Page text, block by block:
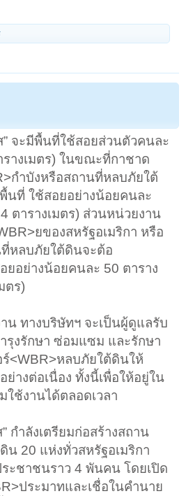
” จะมีพื้นที่ใช้สอยส่วนตัวคนละ
างเมตร) ในขณะที่กาชาด
กำบังหรือสถานที่หลบภัยใต้
นที่ ใช้สอยอย่างน้อยคนละ
ตารางเมตร) ส่วนหน่วยงาน
ยของสหรัฐอเมริกา หรือ
ที่หลบภัยใต้ดินจะต้อ
ยอย่างน้อยคนละ 50 ตาราง
ตร)
น ทางบริษัทฯ จะเป็นผู้ดูแลรับ
รุงรักษา ซ่อมแซม และรักษา
<WBR>หลบภัยใต้ดินให้
ย่างต่อเนื่อง ทั้งนี้เพื่อให้อยู่ใน
ช้งานได้ตลอดเวลา
กำลังเตรียมก่อสร้างสถาน
น 20 แห่งทั่วสหรัฐอเมริกา
ะชาชนราว 4 พันคน โดยเปิด
ประมาทและเชื่อในคำนาย